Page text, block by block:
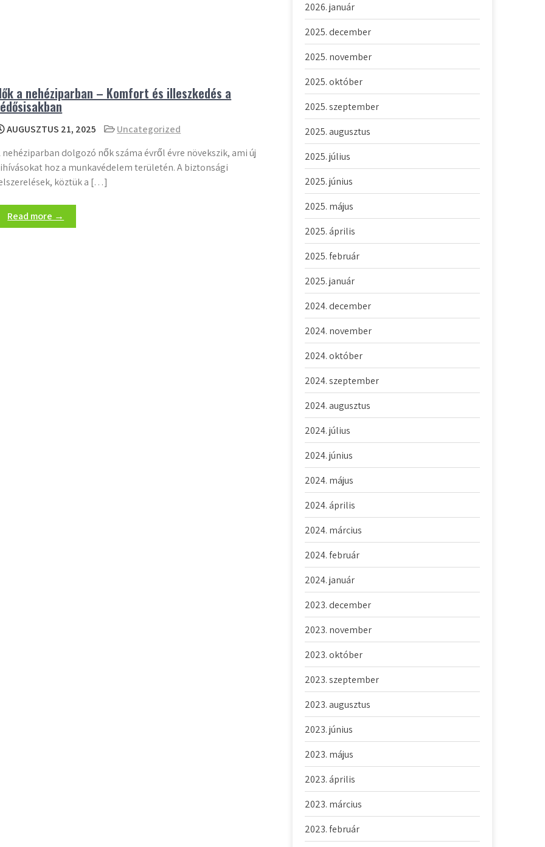
a nehéziparban – Komfort és illeszkedés a
AUGUSZTUS 21, 2025
Uncategorized
nehéziparban dolgozó nők száma évről évre növekszik, ami új
hoz a munkavédelem területén. A biztonsági
köztük a […]
Read more →
2026. január
2025. december
2025. november
2025. október
2025. szeptember
2025. augusztus
2025. július
2025. június
2025. május
2025. április
2025. február
2025. január
2024. december
2024. november
2024. október
2024. szeptember
2024. augusztus
2024. július
2024. június
2024. május
2024. április
2024. március
2024. február
2024. január
2023. december
2023. november
2023. október
2023. szeptember
2023. augusztus
2023. június
2023. május
2023. április
2023. március
2023. február